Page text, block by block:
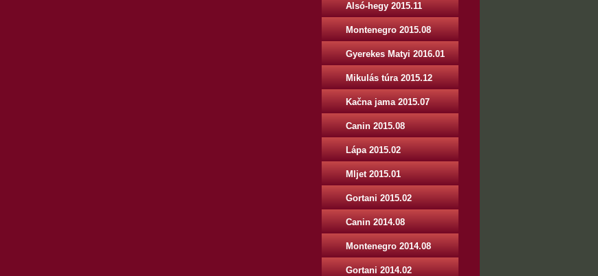
Alsó-hegy 2015.11
Montenegro 2015.08
Gyerekes Matyi 2016.01
Mikulás túra 2015.12
Kačna jama 2015.07
Canin 2015.08
Lápa 2015.02
Mljet 2015.01
Gortani 2015.02
Canin 2014.08
Montenegro 2014.08
Gortani 2014.02